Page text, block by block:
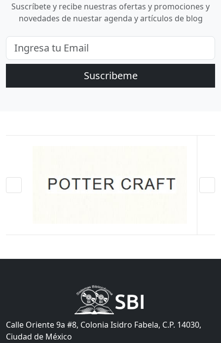
Suscríbete y recibe nuestras ofertas y promociones y
novedades de nuestar agenda y artículos de blog
Suscribeme
Calle Oriente 9a #8, Colonia Isidro Fabela, C.P. 14030,
Ciudad de México